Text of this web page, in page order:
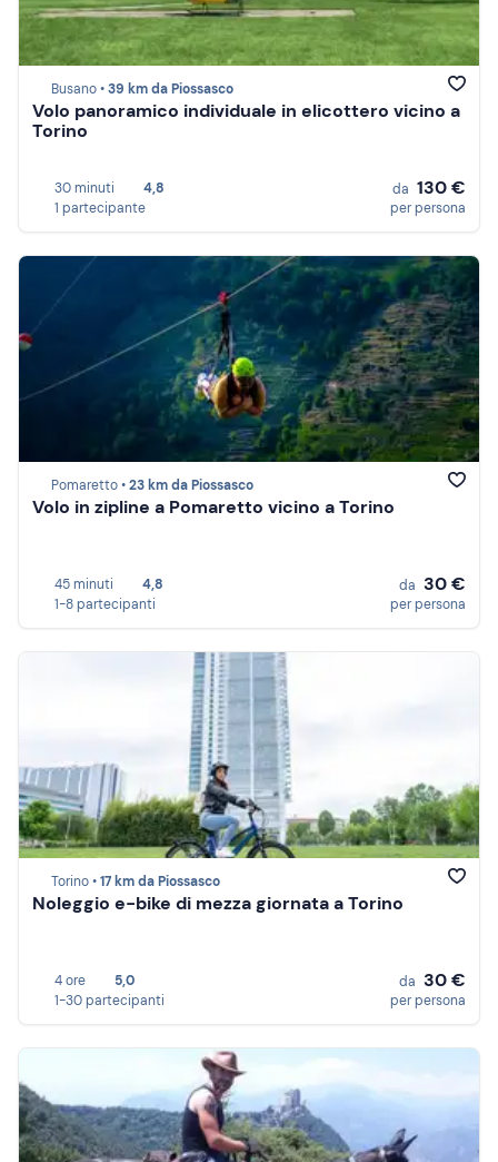
Busano •39 km da Piossasco
Volo panoramico individuale in elicottero vicino a
Torino
30 minuti
4,8
1 partecipante
da 130 €
per persona
Pomaretto •23 km da Piossasco
Volo in zipline a Pomaretto vicino a Torino
45 minuti
4,8
1-8 partecipanti
da 30 €
per persona
Torino •17 km da Piossasco
Noleggio e-bike di mezza giornata a Torino
4 ore
5,0
1-30 partecipanti
da 30 €
per persona